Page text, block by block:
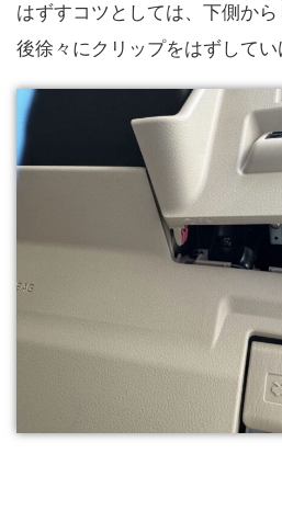
はずすコツとしては、下側か
後徐々にクリップをはずしてい